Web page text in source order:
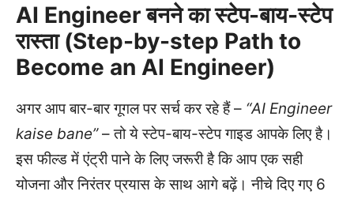
AI Engineer बनने का स्टेप-बाय-स्टेप
रास्ता (Step-by-step Path to
Become an AI Engineer)
अगर आप बार-बार गूगल पर सर्च कर रहे हैं – “AI Engineer
kaise bane”– तो ये स्टेप-बाय-स्टेप गाइड आपके लिए है।
इस फील्ड में एंट्री पाने के लिए जरूरी है कि आप एक सही
योजना और निरंतर प्रयास के साथ आगे बढ़ें। नीचे दिए गए 6